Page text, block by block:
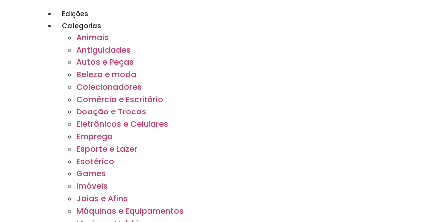
Edições
Categorias
Animais
Antiguidades
Autos e Peças
Beleza e moda
Colecionadores
Comércio e Escritório
Doação e Trocas
Eletrônicos e Celulares
Emprego
Esporte e Lazer
Esotérico
Games
Imóveis
Joias e Afins
Máquinas e Equipamentos